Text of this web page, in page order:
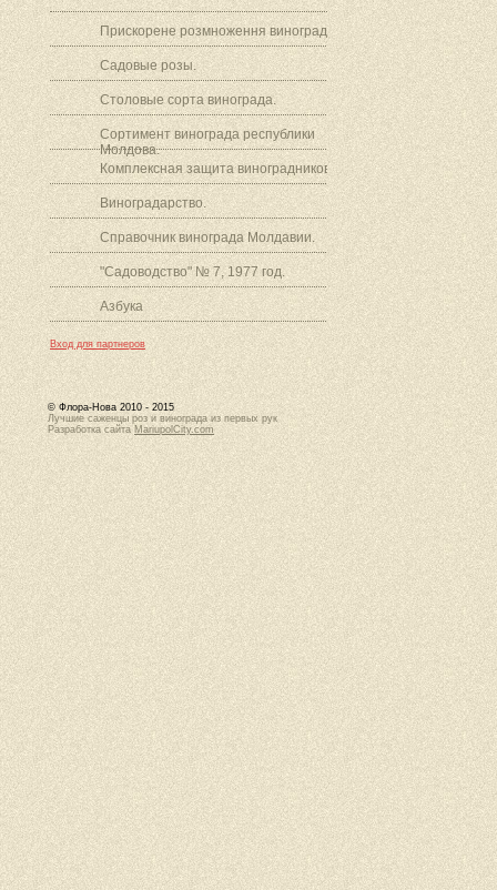
Прискорене розмноження винограду.
Садовые розы.
Столовые сорта винограда.
Сортимент винограда республики
Молдова.
Комплексная защита виноградников.
Виноградарство.
Справочник винограда Молдавии.
"Садоводство" № 7, 1977 год.
Азбука
Вход для партнеров
© Флора-Нова 2010 - 2015
Лучшие саженцы роз и винограда из первых рук
Разработка сайта MariupolCity.com